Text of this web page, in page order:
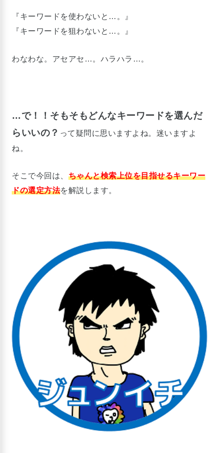
『キーワードを使わないと…。』
『キーワードを狙わないと…。』
わなわな。アセアセ…。ハラハラ…。
…で！！そもそもどんなキーワードを選んだ
らいいの？ って疑問に思いますよね。迷いますよ
ね。
そこで今回は、 ちゃんと検索上位を目指せるキーワー
ドの選定方法を解説します。